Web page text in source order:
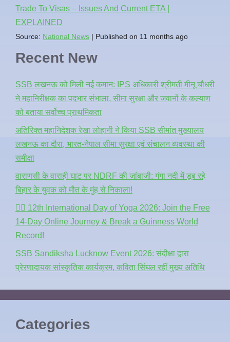
Trade To Visas – Issues And Current ETA |
EXPLAINED
Source: National News Published on 11 months ago
Recent New
SSB लखनऊ को मिली नई कमान: IPS अधिकारी श्रीमती मीनू चौधरी
ने महानिरीक्षक का पदभार संभाला, सीमा सुरक्षा और जवानों के कल्याण
को बताया सर्वोच्च प्राथमिकता
अतिरिक्त महानिदेशक रेखा लोहानी ने किया SSB सीमांत मुख्यालय
लखनऊ का दौरा, भारत-नेपाल सीमा सुरक्षा एवं संचालन व्यवस्था की
समीक्षा
वाराणसी के वाराही घाट पर NDRF की जांबाजी: गंगा नदी में डूब रहे
बिहार के युवक को मौत के मुंह से निकाला!
🧘‍♂️ 12th International Day of Yoga 2026: Join the Free
14-Day Online Journey & Break a Guinness World
Record!
SSB Sandiksha Lucknow Event 2026: संदीक्षा द्वारा
प्रेरणादायक सांस्कृतिक कार्यक्रम, कविता सिंघल रहीं मुख्य अतिथि
Categories